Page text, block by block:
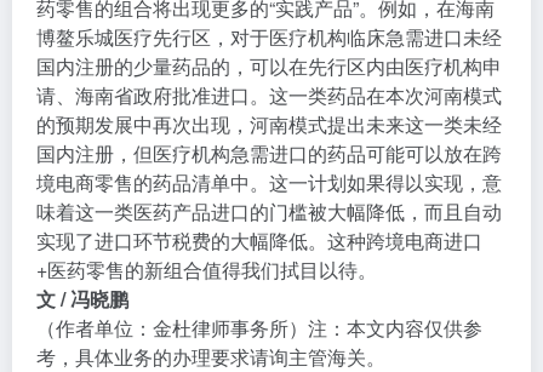
药零售的组合将出现更多的“实践产品”。例如，在海南
博鳌乐城医疗先行区，对于医疗机构临床急需进口未经
国内注册的少量药品的，可以在先行区内由医疗机构申
请、海南省政府批准进口。这一类药品在本次河南模式
的预期发展中再次出现，河南模式提出未来这一类未经
国内注册，但医疗机构急需进口的药品可能可以放在跨
境电商零售的药品清单中。这一计划如果得以实现，意
味着这一类医药产品进口的门槛被大幅降低，而且自动
实现了进口环节税费的大幅降低。这种跨境电商进口
+医药零售的新组合值得我们拭目以待。
文 / 冯晓鹏
（作者单位：金杜律师事务所）注：本文内容仅供参
考，具体业务的办理要求请询主管海关。